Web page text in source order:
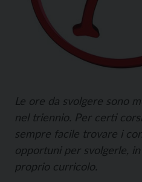
Le ore da svolgere sono
nel triennio. Per certi
sempre facile trovare i
opportuni per svolgerle,
proprio curricolo.